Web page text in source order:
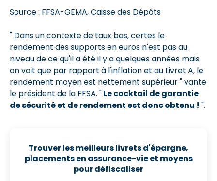
Source : FFSA-GEMA, Caisse des Dépôts
" Dans un contexte de taux bas, certes le
rendement des supports en euros n'est pas au
niveau de ce qu'il a été il y a quelques années mais
on voit que par rapport à l'inflation et au Livret A, le
rendement moyen est nettement supérieur " vante
le président de la FFSA. "Le cocktail de garantie
de sécurité et de rendement est donc obtenu ! ".
Trouver les meilleurslivrets d'épargne,
placements en assurance-vie et moyens
pour défiscaliser